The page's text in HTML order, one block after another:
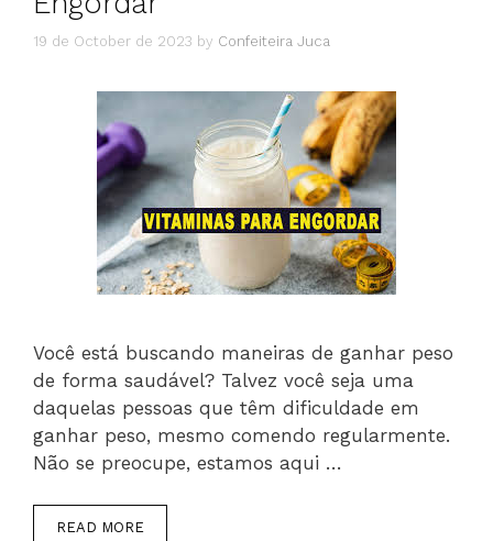
19 de October de 2023 by Confeiteira Juca
Você está buscando maneiras de ganhar peso
de forma saudável? Talvez você seja uma
daquelas pessoas que têm dificuldade em
ganhar peso, mesmo comendo regularmente.
Não se preocupe, estamos aqui …
READ MORE